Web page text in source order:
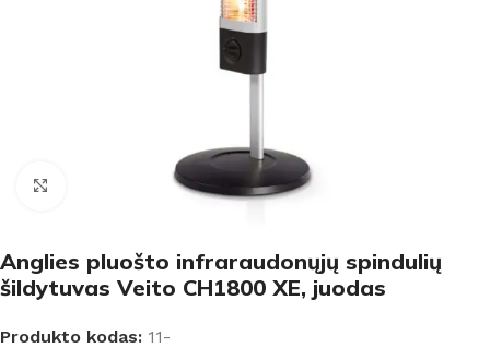
Anglies pluošto infraraudonųjų spindulių
šildytuvas Veito CH1800 XE, juodas
Produkto kodas: 11-